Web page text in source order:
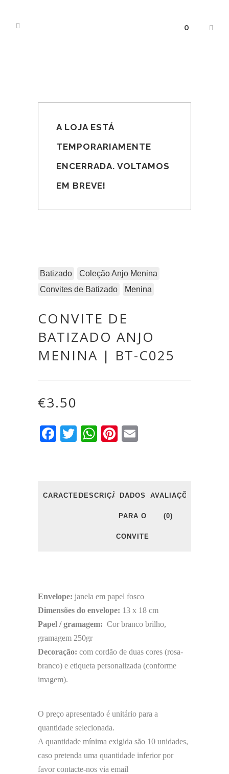
0
A LOJA ESTÁ
TEMPORARIAMENTE
ENCERRADA. VOLTAMOS
EM BREVE!
Batizado
Coleção Anjo Menina
Convites de Batizado
Menina
CONVITE DE
BATIZADO ANJO
MENINA | BT-C025
€3.50
Facebook
TwitterWhatsApp
Pinterest
CARACTERÍSTICAS
DESCRIÇÃODADOS
PARA O
CONVITE
AVALIAÇÕES
(0)
Envelope: janela em papel fosco
Dimensões do envelope: 13 x 18 cm
Papel / gramagem: Cor branco brilho,
gramagem 250gr
Decoração: com cordão de duas cores (rosa-
branco) e etiqueta personalizada (conforme
imagem).
O preço apresentado é unitário para a
quantidade selecionada.
A quantidade mínima exigida são 10 unidades,
caso pretenda uma quantidade inferior por
favor contacte-nos via email